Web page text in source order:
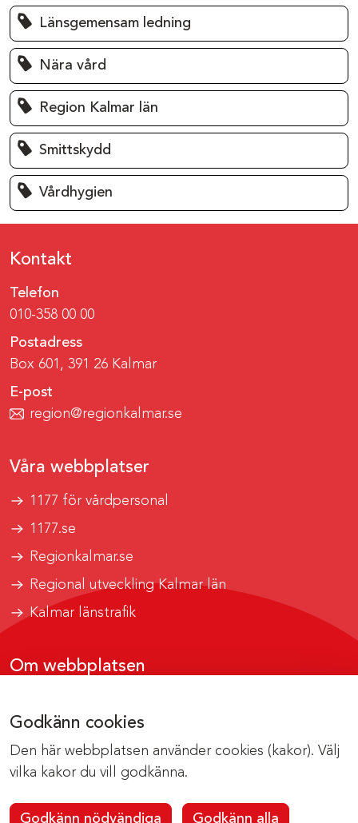
Godkänn cookies
Den här webbplatsen använder cookies (kakor). Välj
vilka kakor du vill godkänna.
Godkänn nödvändiga Godkänn alla
Länsgemensam ledning
Nära vård
Region Kalmar län
Smittskydd
Vårdhygien
Kontakt
Telefon
010-358 00 00
Postadress
Box 601, 391 26 Kalmar
E-post
region@regionkalmar.se
Våra webbplatser
1177 för vårdpersonal
1177.se
Regionkalmar.se
Regional utveckling Kalmar län
Kalmar länstrafik
Om webbplatsen
Om cookies
Kontakta webbredaktionen